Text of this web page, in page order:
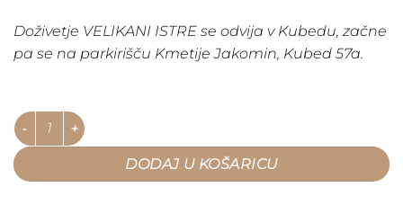
Doživetje VELIKANI ISTRE se odvija v Kubedu, začne
pa se na parkirišču Kmetije Jakomin, Kubed 57a.
Beležka Velebeležka količina
DODAJ U KOŠARICU